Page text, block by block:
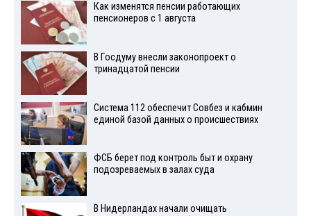
Как изменятся пенсии работающих
пенсионеров с 1 августа
В Госдуму внесли законопроект о
тринадцатой пенсии
Система 112 обеспечит Совбез и кабмин
единой базой данных о происшествиях
ФСБ берет под контроль быт и охрану
подозреваемых в залах суда
В Нидерландах начали очищать